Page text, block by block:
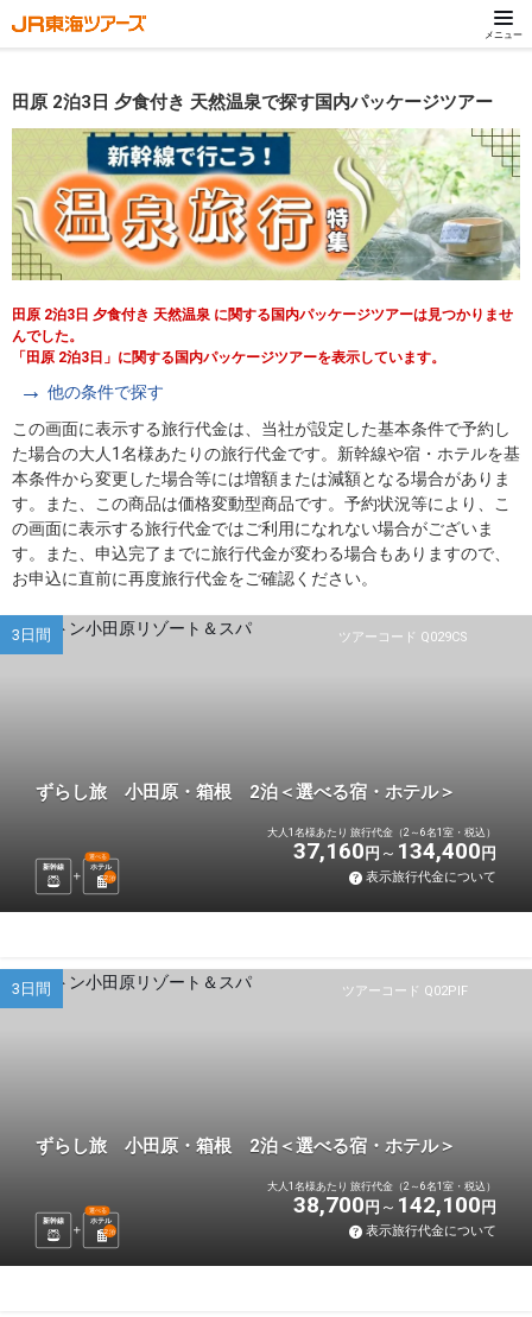
メニュー
田原 2泊3日 夕食付き 天然温泉で探す国内パッケージツアー
田原 2泊3日 夕食付き 天然温泉 に関する国内パッケージツアーは見つかりませ
んでした。
「田原 2泊3日」に関する国内パッケージツアーを表示しています。
他の条件で探す
この画面に表示する旅行代金は、当社が設定した基本条件で予約し
た場合の大人1名様あたりの旅行代金です。新幹線や宿・ホテルを基
本条件から変更した場合等には増額または減額となる場合がありま
す。また、この商品は価格変動型商品です。予約状況等により、こ
の画面に表示する旅行代金ではご利用になれない場合がございま
す。また、申込完了までに旅行代金が変わる場合もありますので、
お申込に直前に再度旅行代金をご確認ください。
ツアーコード Q029CS
3日間
ずらし旅 小田原・箱根 2泊＜選べる宿・ホテル＞
新幹線 ホテル
選べる
2泊
大人1名様あたり 旅行代金（2～6名1室・税込）
37,160 円 134,400 円
表示旅行代金について
ツアーコード Q02PIF
3日間
ずらし旅 小田原・箱根 2泊＜選べる宿・ホテル＞
新幹線 ホテル
選べる
2泊
大人1名様あたり 旅行代金（2～6名1室・税込）
38,700 円 142,100 円
表示旅行代金について